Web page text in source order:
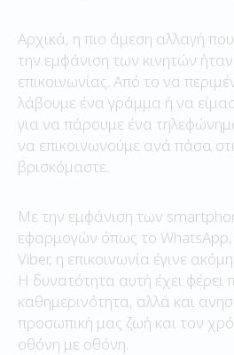
Αρχικά, η πιο άμεση αλλαγή
την εμφάνιση των κινητών
επικοινωνίας. Από το να
λάβουμε ένα γράμμα ή να
για να πάρουμε ένα
να επικοινωνούμε ανά πάσα
βρισκόμαστε.
Με την εμφάνιση των
εφαρμογών όπως το WhatsApp,
Viber, η επικοινωνία έγινε
Η δυνατότητα αυτή έχει φέρει
καθημερινότητα, αλλά και
προσωπική μας ζωή και τον
οθόνη με οθόνη.